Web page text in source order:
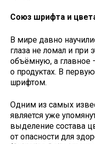
Союз шрифта и
В мире давно
глаза не ломал и при
объёмную, а
о продуктах. В
шрифтом.
Одним из самых
является уже
выделение состава
от опасности для